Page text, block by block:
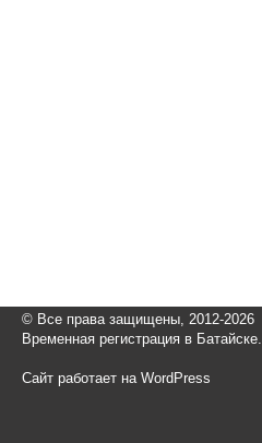
© Все права защищены, 2012-2026
Временная регистрация в Батайске.
Сайт работает на WordPress